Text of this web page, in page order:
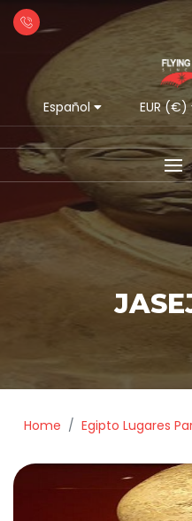
Español EUR (€)
Home Egipto Lugares